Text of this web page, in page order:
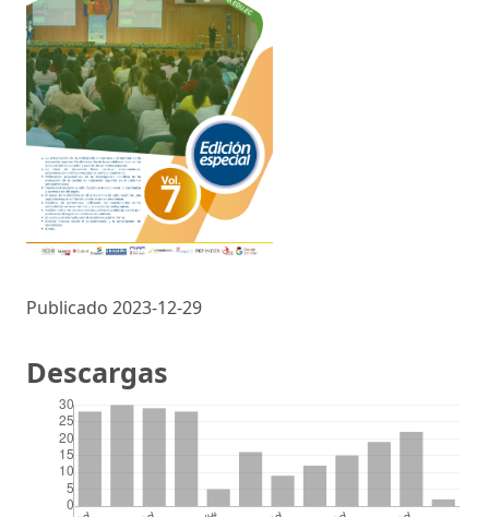
Publicado 2023-12-29
Descargas